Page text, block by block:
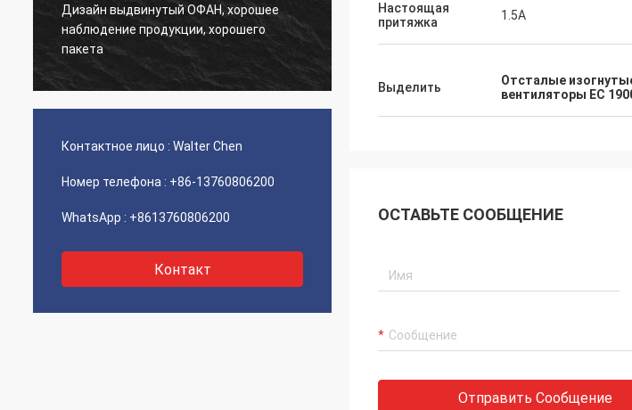
Дизайн выдвинутый ОФАН, хорошее
наблюдение продукции, хорошего
пакета
Внимание к деталям, хорошая
производственная линия оплаты ОФАН,
прочная
Контактное лицо : Walter Chen
Номер телефона : +86-13760806200
WhatsApp : +8613760806200
Контакт
Настоящая
притяжка
1.5A
Выделить Отсталые
вентиляторы EC
ОСТАВЬТЕ СООБЩЕНИЕ
Отправить Сообщение